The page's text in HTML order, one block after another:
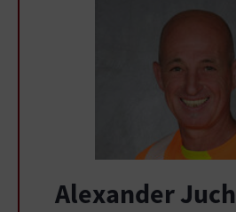
Alexander Juch